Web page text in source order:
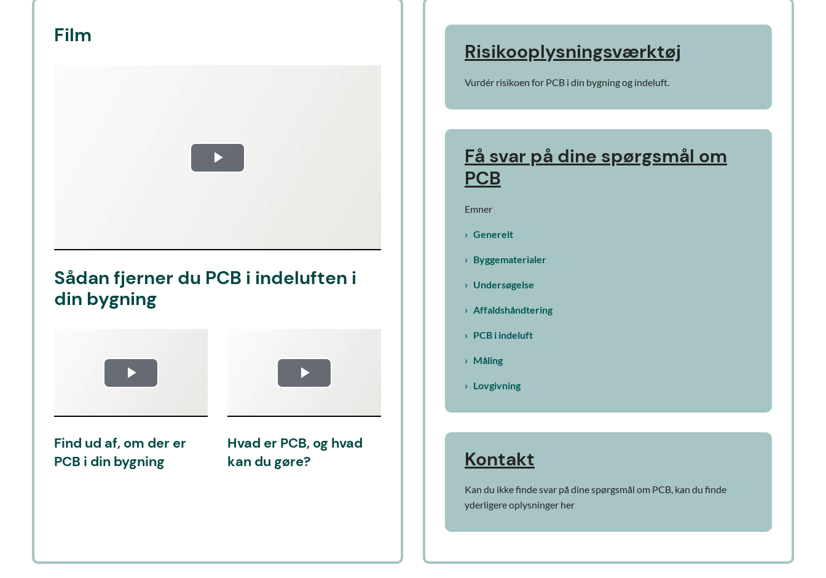
Film
Play
Sådan fjerner du PCB i indeluften i
din bygning
Play
Video
Find ud af, om der er
PCB i din bygning
Play
Video
Hvad er PCB, og hvad
kan du gøre?
Risikooplysningsværktøj
Vurdér risikoen for PCB i din bygning og indeluft.
Få svar på dine spørgsmål om
PCB
Emner
Generelt
Byggematerialer
Undersøgelse
Affaldshåndtering
PCB i indeluft
Måling
Lovgivning
Kontakt
Kan du ikke finde svar på dine spørgsmål om PCB, kan du finde
yderligere oplysninger her